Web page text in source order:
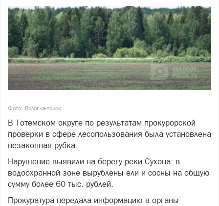
Фото: Вологда-поиск
В Тотемском округе по результатам прокурорской
проверки в сфере лесопользования была установлена
незаконная рубка.
Нарушение выявили на берегу реки Сухона: в
водоохранной зоне вырублены ели и сосны на общую
сумму более 60 тыс. рублей.
Прокуратура передала информацию в органы